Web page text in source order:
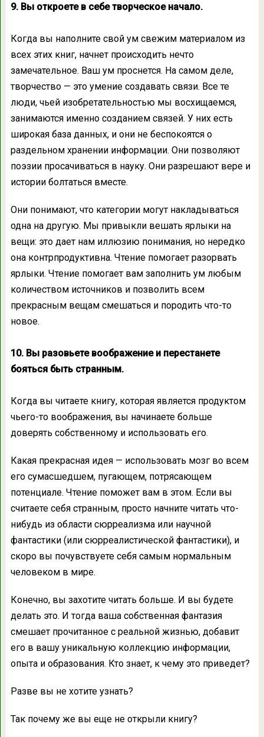
9. Вы откроете в себе творческое начало.
Когда вы наполните свой ум свежим материалом из
всех этих книг, начнет происходить нечто
замечательное. Ваш ум проснется. На самом деле,
творчество — это умение создавать связи. Все те
люди, чьей изобретательностью мы восхищаемся,
занимаются именно созданием связей. У них есть
широкая база данных, и они не беспокоятся о
раздельном хранении информации. Они позволяют
поэзии просачиваться в науку. Они разрешают вере и
истории болтаться вместе.
Они понимают, что категории могут накладываться
одна на другую. Мы привыкли вешать ярлыки на
вещи: это дает нам иллюзию понимания, но нередко
она контрпродуктивна. Чтение помогает разорвать
ярлыки. Чтение помогает вам заполнить ум любым
количеством источников и позволить всем
прекрасным вещам смешаться и породить что-то
новое.
10. Вы разовьете воображение и перестанете
бояться быть странным.
Когда вы читаете книгу, которая является продуктом
чьего-то воображения, вы начинаете больше
доверять собственному и использовать его.
Какая прекрасная идея — использовать мозг во всем
его сумасшедшем, пугающем, потрясающем
потенциале. Чтение поможет вам в этом. Если вы
считаете себя странным, просто начните читать что-
нибудь из области сюрреализма или научной
фантастики (или сюрреалистической фантастики), и
скоро вы почувствуете себя самым нормальным
человеком в мире.
Конечно, вы захотите читать больше. И вы будете
делать это. И тогда ваша собственная фантазия
смешает прочитанное с реальной жизнью, добавит
его в вашу уникальную коллекцию информации,
опыта и образования. Кто знает, к чему это приведет?
Разве вы не хотите узнать?
Так почему же вы еще не открыли книгу?